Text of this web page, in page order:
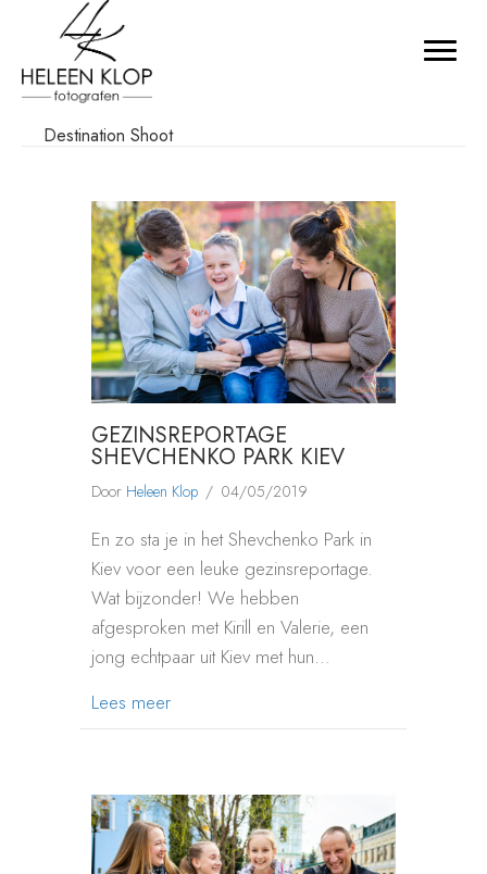
Destination Shoot
GEZINSREPORTAGE
SHEVCHENKO PARK KIEV
Door Heleen Klop / 04/05/2019
En zo sta je in het Shevchenko Park in
Kiev voor een leuke gezinsreportage.
Wat bijzonder! We hebben
afgesproken met Kirill en Valerie, een
jong echtpaar uit Kiev met hun…
Lees meerabout GEZINSREPORTAGE